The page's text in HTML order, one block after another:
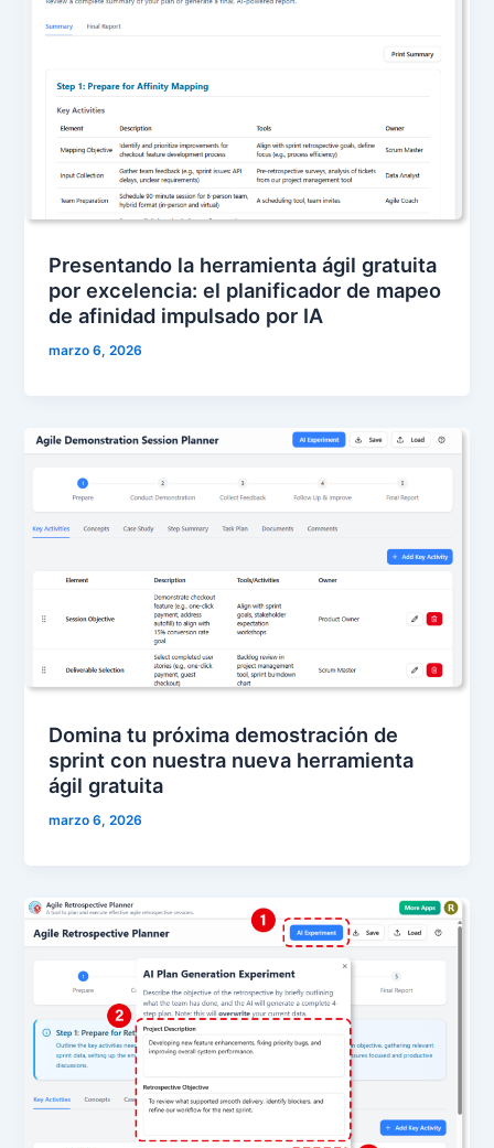
Presentando la herramienta ágil gratuita
por excelencia: el planificador de mapeo
de afinidad impulsado por IA
marzo 6, 2026
Domina tu próxima demostración de
sprint con nuestra nueva herramienta
ágil gratuita
marzo 6, 2026